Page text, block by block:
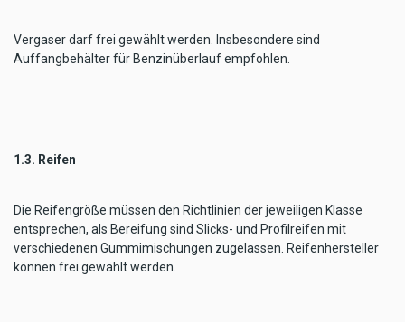
Vergaser darf frei gewählt werden. Insbesondere sind
Auffangbehälter für Benzinüberlauf empfohlen.
1.3. Reifen
Die Reifengröße müssen den Richtlinien der jeweiligen Klasse
entsprechen, als Bereifung sind Slicks- und Profilreifen mit
verschiedenen Gummimischungen zugelassen. Reifenhersteller
können frei gewählt werden.